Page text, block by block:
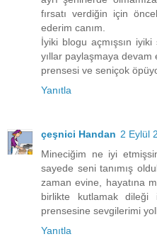
fırsatı verdiğin için
ederim canım.
İyiki blogu açmışsın iyiki
yıllar paylaşmaya devam
prensesi ve seniçok
Yanıtla
çeşnici Handan 2 Eylül
Mineciğim ne iyi
sayede seni tanımış
zaman evine, hayatına
birlikte kutlamak
prensesine sevgilerimi
Yanıtla